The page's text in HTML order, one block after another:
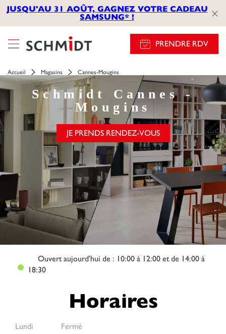
JUSQU'AU 31 AOÛT, GAGNEZ VOTRE CADEAU
SAMSUNG* !
PRENDRE RDV
Accueil Magasins Cannes-Mougins
Schmidt
Cannes -
Mougins
JE PRENDS RENDEZ-VOUS
Ouvertaujourd'hui de : 10:00 à 12:00 et de 14:00 à
18:30
Horaires
Lundi
Fermé